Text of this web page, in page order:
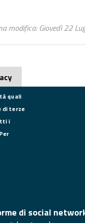
modifica: Giovedì 22
quali
di terze
i
di social